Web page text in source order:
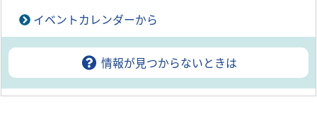
イベントカレンダーから
情報が見つからないときは